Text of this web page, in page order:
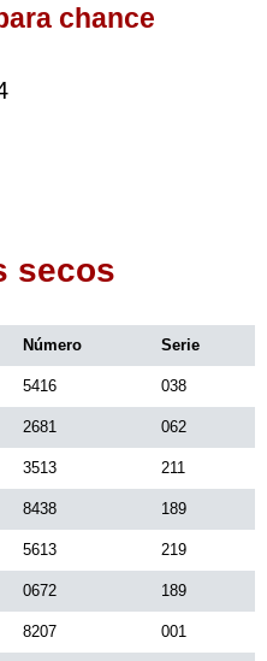
chance
secos
Número Serie
5416 038
2681 062
3513 211
8438 189
5613 219
0672 189
8207 001